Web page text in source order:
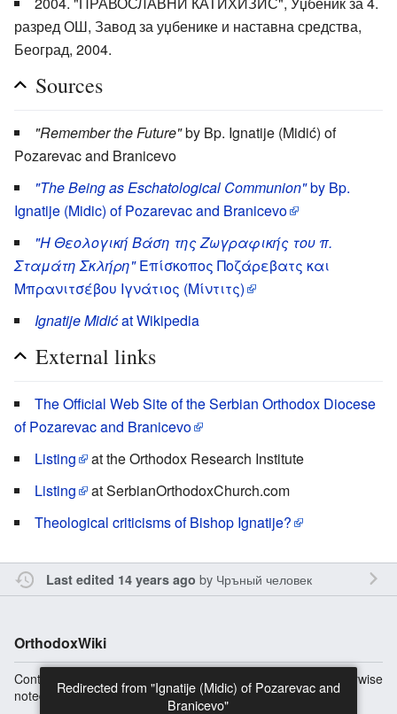
разред ОШ, Завод за уџбенике и наставна средства,
Београд, 2004.
Sources
"Remember the Future"by Bp. Ignatije (Midić) of
Pozarevac and Branicevo
"The Being as Eschatological Communion"by Bp.
Ignatije (Midic) of Pozarevac and Branicevo
"Η Θεολογική Βάση της Ζωγραφικής του π.
Σταμάτη Σκλήρη"Επίσκοπος Ποζάρεβατς και
Μπρανιτσέβου Ιγνάτιος (Μίντιτς)
Ignatije Midićat Wikipedia
External links
The Official Web Site of the Serbian Orthodox Diocese
of Pozarevac and Branicevo
Listing
at the Orthodox Research Institute
Listing
at SerbianOrthodoxChurch.com
Theological criticisms of Bishop Ignatije?
Last edited 14 years ago by Чръный человек
OrthodoxWiki
Content is available under Copyright Information
unless otherwise
noted.